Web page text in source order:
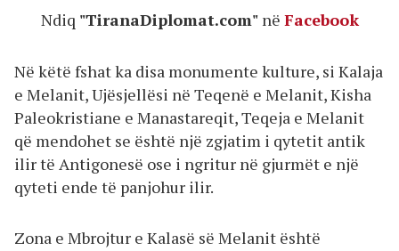
Ndiq "TiranaDiplomat.com" në Facebook
Në këtë fshat ka disa monumente kulture, si Kalaja
e Melanit, Ujësjellësi në Teqenë e Melanit, Kisha
Paleokristiane e Manastareqit, Teqeja e Melanit
që mendohet se është një zgjatim i qytetit antik
ilir të Antigonesë ose i ngritur në gjurmët e një
qyteti ende të panjohur ilir.
Zona e Mbrojtur e Kalasë së Melanit është